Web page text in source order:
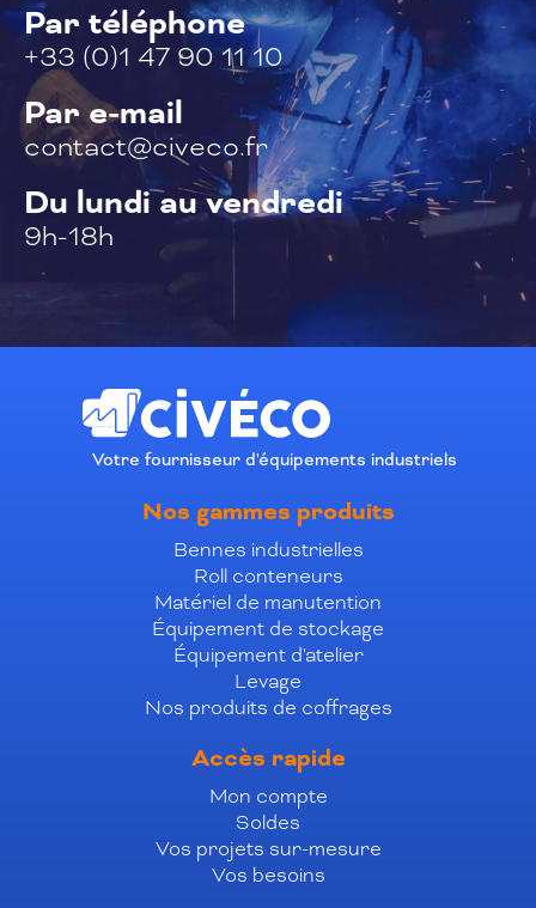
Par téléphone
+33 (0)1 47 90 11 10
Par e-mail
contact@civeco.fr
Du lundi au vendredi
9h-18h
Votre fournisseur d'équipements industriels
Nos gammes produits
Bennes industrielles
Roll conteneurs
Matériel de manutention
Équipement de stockage
Équipement d'atelier
Levage
Nos produits de coffrages
Accès rapide
Mon compte
Soldes
Vos projets sur-mesure
Vos besoins